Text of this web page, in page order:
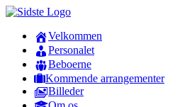
Velkommen
Personalet
Beboerne
Kommende arrangementer
Billeder